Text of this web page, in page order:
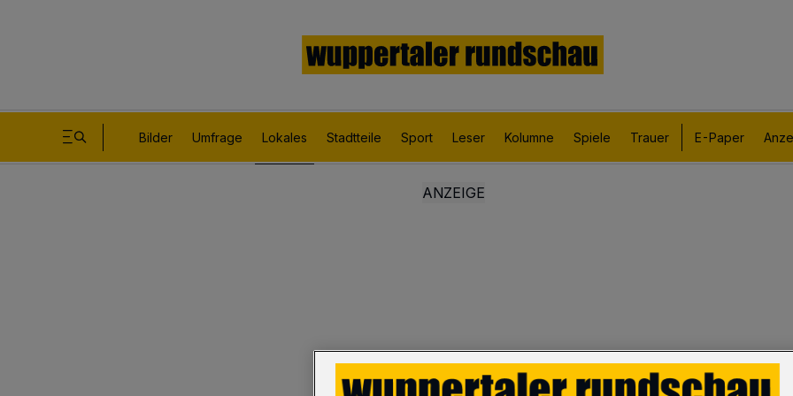
Bilder Umfrage Lokales Stadtteile Sport Leser Kolumne Spiele Trauer E-Paper